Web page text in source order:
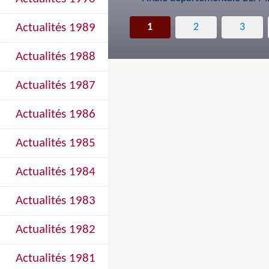
1 2 3
Actualités 1989
Actualités 1988
Actualités 1987
Actualités 1986
Actualités 1985
Actualités 1984
Actualités 1983
Actualités 1982
Actualités 1981